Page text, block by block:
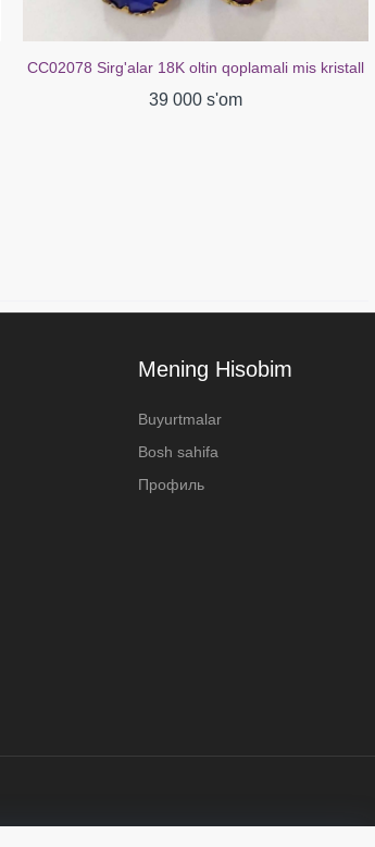
CC02078 Sirg'alar 18K oltin qoplamali mis kristall
39 000 s'om
Mening Hisobim
Buyurtmalar
Bosh sahifa
Профиль